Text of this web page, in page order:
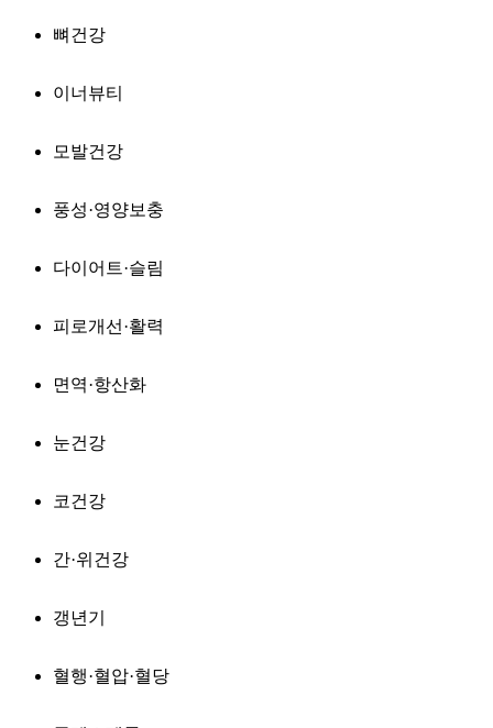
뼈건강
이너뷰티
모발건강
풍성·영양보충
다이어트·슬림
피로개선·활력
면역·항산화
눈건강
코건강
간·위건강
갱년기
혈행·혈압·혈당